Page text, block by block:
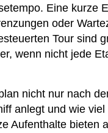
Eine kurze
oder
Tour sind
wenn nicht jede
nicht nur nach
anlegt und wie
Aufenthalte bieten